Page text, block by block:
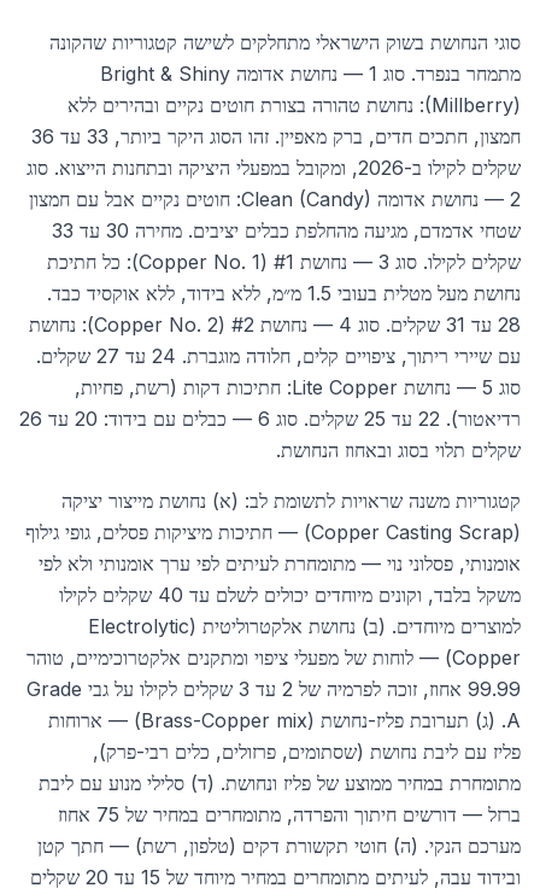
סוגי הנחושת בשוק הישראלי מתחלקים לשישה קטגוריות שהקונה
מתמחר בנפרד. סוג 1 — נחושת אדומה Bright & Shiny
(Millberry): נחושת טהורה בצורת חוטים נקיים ובהירים ללא
חמצון, חתכים חדים, ברק מאפיין. זהו הסוג היקר ביותר, 33 עד 36
שקלים לקילו ב-2026, ומקובל במפעלי היציקה ובתחנות הייצוא. סוג
2 — נחושת אדומה Clean (Candy): חוטים נקיים אבל עם חמצון
שטחי אדמדם, מגיעה מהחלפת כבלים יציבים. מחירה 30 עד 33
שקלים לקילו. סוג 3 — נחושת #1 (Copper No. 1): כל חתיכת
נחושת מעל מטלית בעובי 1.5 מ״מ, ללא בידוד, ללא אוקסיד כבד.
28 עד 31 שקלים. סוג 4 — נחושת #2 (Copper No. 2): נחושת
עם שיירי ריתוך, ציפויים קלים, חלודה מוגברת. 24 עד 27 שקלים.
סוג 5 — נחושת Lite Copper: חתיכות דקות (רשת, פחיות,
רדיאטור). 22 עד 25 שקלים. סוג 6 — כבלים עם בידוד: 20 עד 26
שקלים תלוי בסוג ובאחוז הנחושת.
קטגוריות משנה שראויות לתשומת לב: (א) נחושת מייצור יציקה
(Copper Casting Scrap) — חתיכות מיציקות פסלים, גופי גילוף
אומנותי, פסלוני נוי — מתומחרת לעיתים לפי ערך אומנותי ולא לפי
משקל בלבד, וקונים מיוחדים יכולים לשלם עד 40 שקלים לקילו
למוצרים מיוחדים. (ב) נחושת אלקטרוליטית (Electrolytic
Copper) — לוחות של מפעלי ציפוי ומתקנים אלקטרוכימיים, טוהר
99.99 אחוז, זוכה לפרמיה של 2 עד 3 שקלים לקילו על גבי Grade
A. (ג) תערובת פליז-נחושת (Brass-Copper mix) — ארוחות
פליז עם ליבת נחושת (שסתומים, פרזולים, כלים רבי-פרק),
מתומחרת במחיר ממוצע של פליז ונחושת. (ד) סלילי מנוע עם ליבת
ברזל — דורשים חיתוך והפרדה, מתומחרים במחיר של 75 אחוז
מערכם הנקי. (ה) חוטי תקשורת דקים (טלפון, רשת) — חתך קטן
ובידוד עבה, לעיתים מתומחרים במחיר מיוחד של 15 עד 20 שקלים